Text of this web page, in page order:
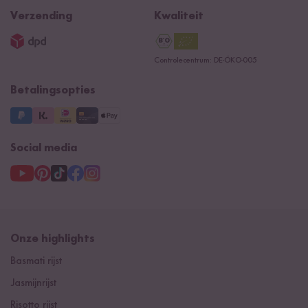
Reishunger lexicon
Contacteer ons
Privacy
Impressum
Verzending
Kwaliteit
Controlecentrum: DE-ÖKO-005
Betalingsopties
Social media
Onze highlights
Basmati rijst
Jasmijnrijst
Risotto rijst